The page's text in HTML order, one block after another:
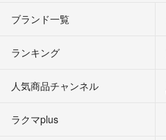
ブランド一覧
ランキング
人気商品チャンネル
ラクマplus